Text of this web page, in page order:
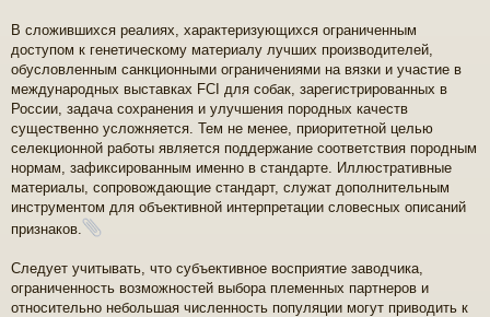
В сложившихся реалиях, характеризующихся ограниченным
доступом к генетическому материалу лучших производителей,
обусловленным санкционными ограничениями на вязки и участие в
международных выставках FCI для собак, зарегистрированных в
России, задача сохранения и улучшения породных качеств
существенно усложняется. Тем не менее, приоритетной целью
селекционной работы является поддержание соответствия породным
нормам, зафиксированным именно в стандарте. Иллюстративные
материалы, сопровождающие стандарт, служат дополнительным
инструментом для объективной интерпретации словесных описаний
признаков.
Следует учитывать, что субъективное восприятие заводчика,
ограниченность возможностей выбора племенных партнеров и
относительно небольшая численность популяции могут приводить к